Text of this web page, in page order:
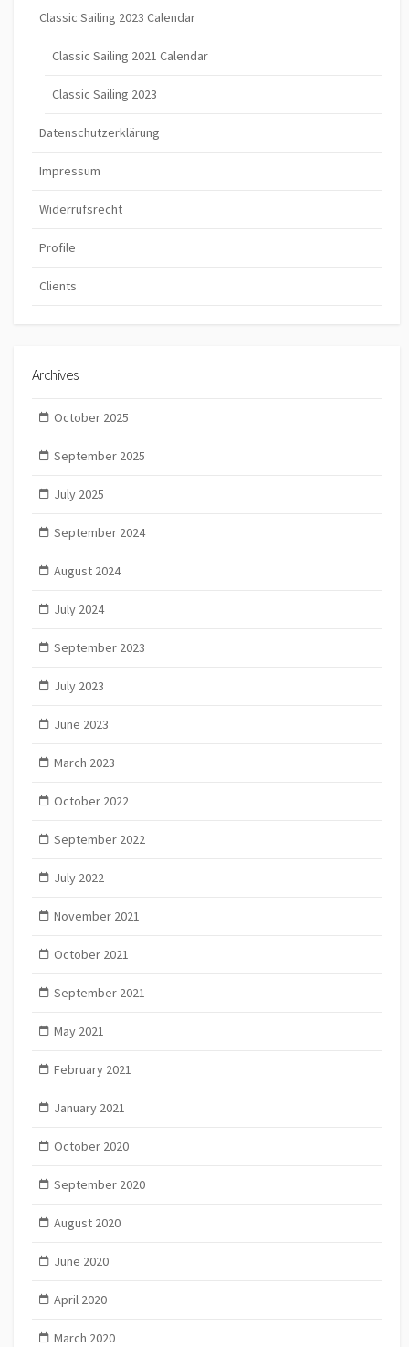
Classic Sailing 2023 Calendar
Classic Sailing 2021 Calendar
Classic Sailing 2023
Datenschutzerklärung
Impressum
Widerrufsrecht
Profile
Clients
Archives
October 2025
September 2025
July 2025
September 2024
August 2024
July 2024
September 2023
July 2023
June 2023
March 2023
October 2022
September 2022
July 2022
November 2021
October 2021
September 2021
May 2021
February 2021
January 2021
October 2020
September 2020
August 2020
June 2020
April 2020
March 2020